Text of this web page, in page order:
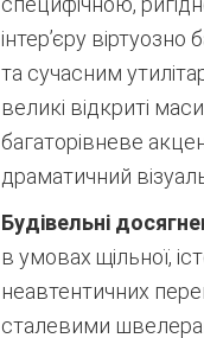
інтер’єру
та сучасним
великі відкриті
багаторівневе
драматичний
Будівельні
в умовах щільної,
неавтентичних
сталевими